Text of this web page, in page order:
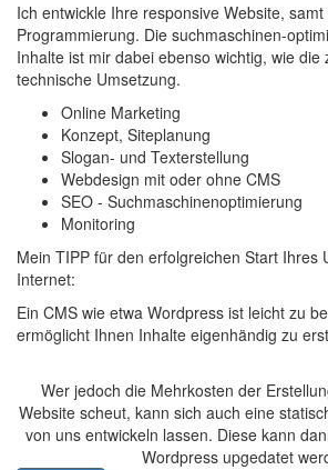
Ich entwickle Ihre responsive Website,
Programmierung. Die suchmaschinen-
Inhalte ist mir dabei ebenso wichtig, wie die
technische Umsetzung.
Online Marketing
Konzept, Siteplanung
Slogan- und Texterstellung
Webdesign mit oder ohne CMS
SEO - Suchmaschinenoptimierung
Monitoring
Mein TIPP für den erfolgreichen Start Ihres
Internet:
Ein CMS wie etwa Wordpress ist leicht zu
ermöglicht Ihnen Inhalte eigenhändig zu
Wer jedoch die Mehrkosten der
Website scheut, kann sich auch eine
von uns entwickeln lassen. Diese kann
Wordpress upgedatet